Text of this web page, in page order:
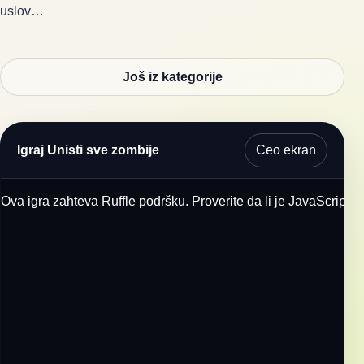
uslov…
Još iz kategorije
Igraj Unisti sve zombije Ceo ekran
Ova igra zahteva Ruffle podršku. Proverite da li je JavaScript